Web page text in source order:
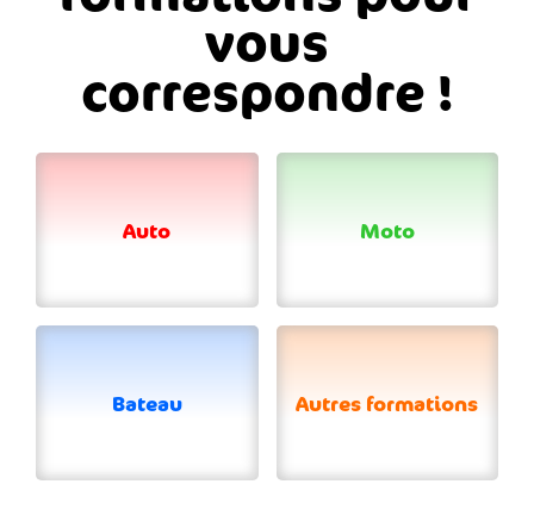
vous
correspondre !
Auto Moto
Bateau Autres formations